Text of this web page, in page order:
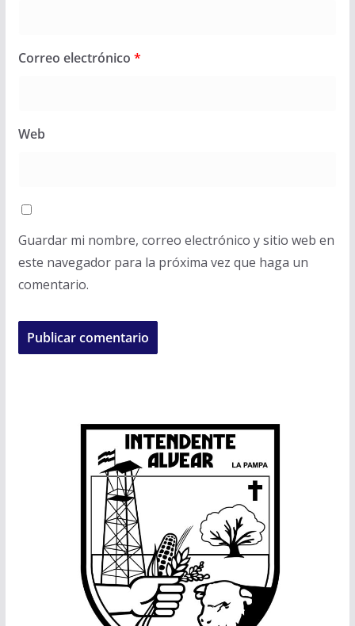
Correo electrónico *
Web
Guardar mi nombre, correo electrónico y sitio web en
este navegador para la próxima vez que haga un
comentario.